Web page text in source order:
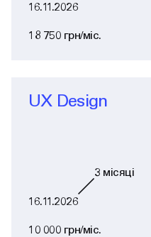
16.11.2026
18 750 грн/міс.
UX Design
16.11.2026
3 місяці
10 000 грн/міс.